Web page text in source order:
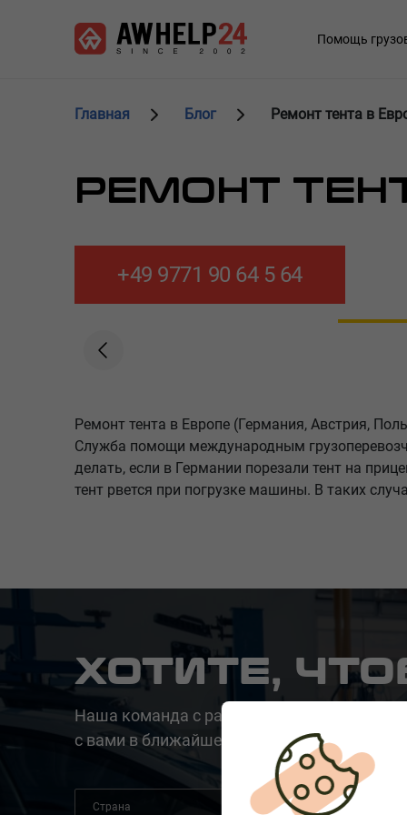
Main
Помощь
Главная Блог Ремонт тента в
РЕМОНТ
+49 9771 90 64 5 64
Ремонт тента в Европе (Германия, Австрия,
Служба помощи международным
делать, если в Германии порезали тент на
тент рвется при погрузке машины. В таких
ХОТИТЕ,
Наша команда с радостью поможет вам.
с вами в ближайшее время, чтобы быстро
Страна